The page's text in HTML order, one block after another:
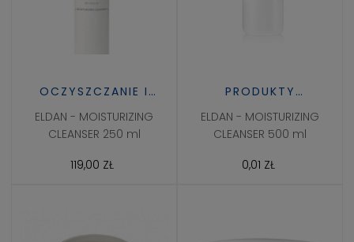
OCZYSZCZANIE I
TONIZACJA
ELDAN - MOISTURIZING
CLEANSER 250 ml
119,00 ZŁ
PRODUKTY
PROFESJONALNE
ELDAN - MOISTURIZING
CLEANSER 500 ml
0,01 ZŁ